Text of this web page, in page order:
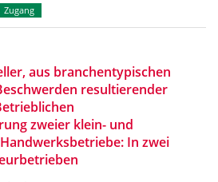
Zugang
aus branchentypischen
resultierender
zweier klein- und
In zwei